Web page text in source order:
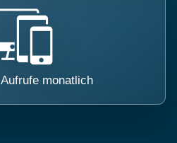
Aufrufe monatlich